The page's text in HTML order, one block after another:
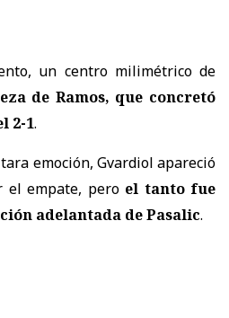
un centro milimétrico de
de Ramos, que concretó
2-1.
emoción, Gvardiol apareció
el empate, peroel tanto fue
adelantada de Pasalic.